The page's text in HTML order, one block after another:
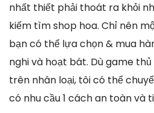
nhất thiết phải thoát ra khỏi
kiếm tìm shop hoa. Chỉ nên
bạn có thể lựa chọn & mua
nghi và hoạt bát. Dù game
trên nhân loại, tôi có thể
có nhu cầu 1 cách an toàn và